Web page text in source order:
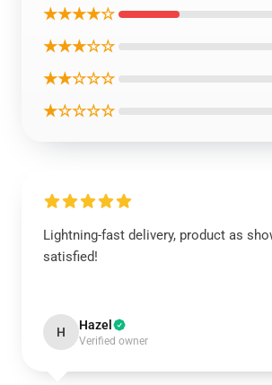
★★★★☆
★★★☆☆
★★☆☆☆
★☆☆☆☆
Lightning-fast delivery, product as
satisfied!
H Hazel
Verified owner